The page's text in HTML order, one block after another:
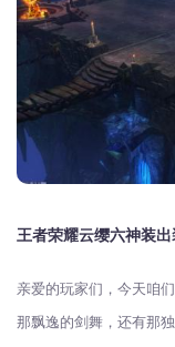
王者荣耀云缨六神装
亲爱的玩家们，今天咱
那飘逸的剑舞，还有那